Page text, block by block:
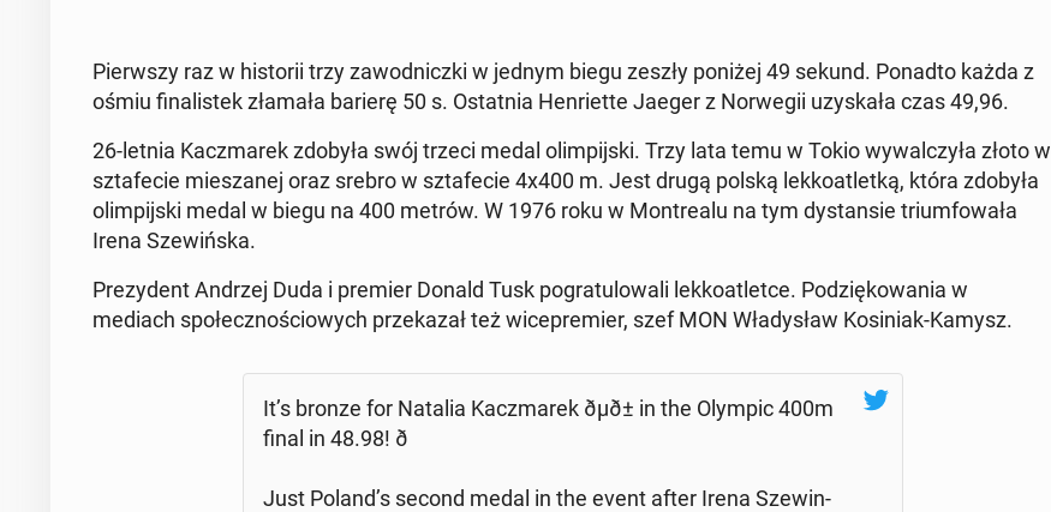
Pierw­szy raz w hi­sto­rii trzy za­wod­nicz­ki w jednym biegu zeszły poniżej 49 sekund. Ponadto każda z
ośmiu fi­na­li­stek złamała barierę 50 s. Ostat­nia Hen­riet­te Jaeger z Nor­we­gii uzy­ska­ła czas 49,96.
26-letnia Kacz­ma­rek zdobyła swój trzeci medal olim­pij­ski. Trzy lata temu w Tokio wy­wal­czy­ła złoto w
szta­fe­cie mie­sza­nej oraz srebro w szta­fe­cie 4x400 m. Jest drugą polską lek­ko­atlet­ką, która zdobyła
olim­pij­ski medal w biegu na 400 metrów. W 1976 roku w Mont­re­alu na tym dy­stan­sie trium­fo­wa­ła
Irena Sze­wiń­ska.
Pre­zy­dent Andrzej Duda i premier Donald Tusk po­gra­tu­lo­wa­li lek­ko­atlet­ce. Po­dzię­ko­wa­nia w
mediach spo­łecz­no­ścio­wych prze­ka­zał też wi­ce­pre­mier, szef MON Wła­dy­sław Ko­si­niak-Kamysz.
It’s bronze for Natalia Kacz­ma­rek ðµð± in the Olympic 400m
final in 48.98! ð
Just Poland’s second medal in the event after Irena Sze­win­